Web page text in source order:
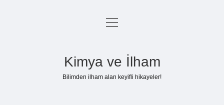
Anasayfa
menüyü
Kimya ve İlham
Bilimden ilham alan keyifli hikayeler!